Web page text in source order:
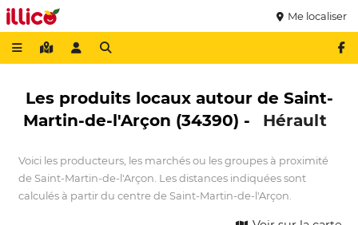
Me localiser
Les produits locaux autour de Saint-
Martin-de-l'Arçon (34390) -
Hérault
Voici les producteurs, les marchés ou les groupes à proximité
de Saint-Martin-de-l'Arçon. Les distances indiquées sont
calculés à partir du centre de Saint-Martin-de-l'Arçon.